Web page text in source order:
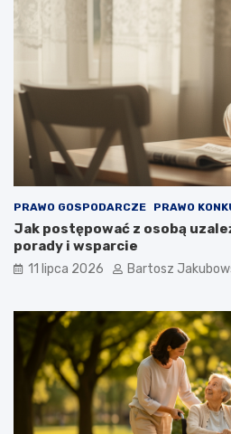
PRAWO GOSPODARCZE PRAWO
Jak postępować z osobą
porady i wsparcie
11 lipca 2026 Bartosz